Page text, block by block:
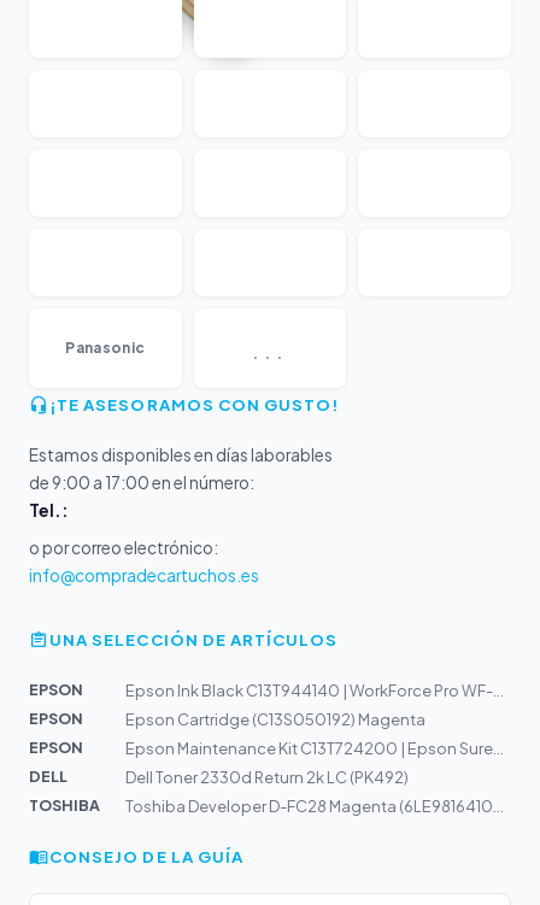
Panasonic ...
¡TE ASESORAMOS CON GUSTO!
Estamos disponibles en días laborables
de 9:00 a 17:00 en el número:
Tel.:
o por correo electrónico:
info@compradecartuchos.es
UNA SELECCIÓN DE ARTÍCULOS
EPSON
EPSON
Epson Cartridge (C13S050192) Magenta
EPSON
DELL
Dell Toner 2330d Return 2k LC (PK492)
TOSHIBA
CONSEJO DE LA GUÍA